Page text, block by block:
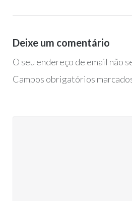
Deixe um comentário
O seu endereço de email não
Campos obrigatórios